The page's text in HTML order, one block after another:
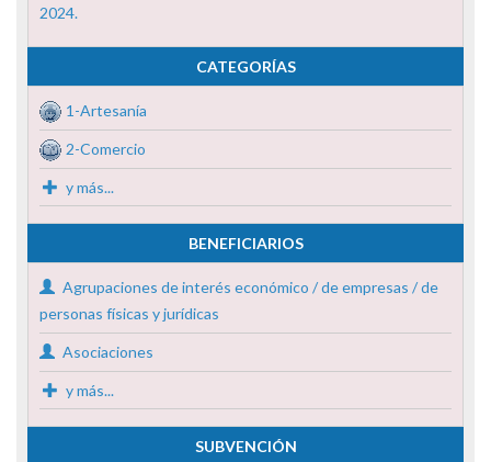
2024.
CATEGORÍAS
1-Artesanía
2-Comercio
y más...
BENEFICIARIOS
Agrupaciones de interés económico / de empresas / de
personas físicas y jurídicas
Asociaciones
y más...
SUBVENCIÓN